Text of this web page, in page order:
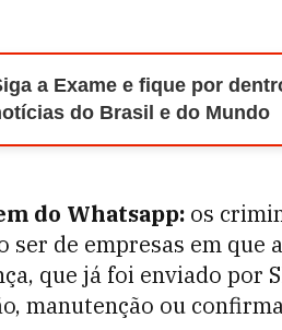
a Exame e fique por
do Brasil e do Mundo
do Whatsapp: os
ser de empresas em que
que já foi enviado por
manutenção ou